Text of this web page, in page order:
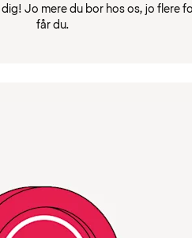
Jo mere du bor hos os, jo flere
får du.